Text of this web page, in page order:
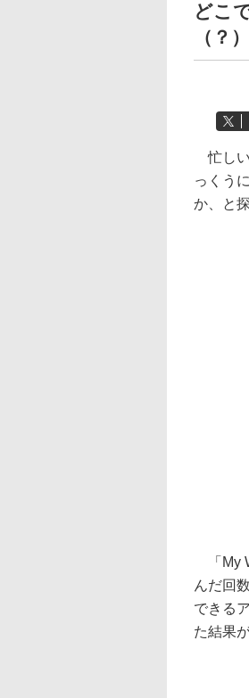
どこ
（？
忙しい
っくう
か、と
「My
んだ回
できる
た結果